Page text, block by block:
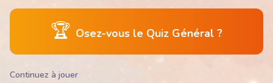
🏆 Osez-vous le Quiz Général ?
Continuez à jouer